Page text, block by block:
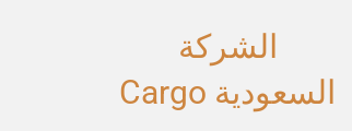
الشركة
السعودية Cargo